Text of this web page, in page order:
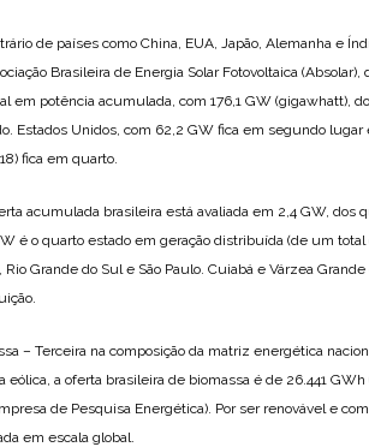
de países como China, EUA, Japão, Alemanha e
Brasileira de Energia Solar Fotovoltaica
em potência acumulada, com 176,1 GW (gigawhatt),
Estados Unidos, com 62,2 GW fica em segundo
fica em quarto.
acumulada brasileira está avaliada em 2,4 GW, dos
é o quarto estado em geração distribuída (de um
Rio Grande do Sul e São Paulo. Cuiabá e Várzea
– Terceira na composição da matriz energética
eólica, a oferta brasileira de biomassa é de 26.441
de Pesquisa Energética). Por ser renovável e
em escala global.